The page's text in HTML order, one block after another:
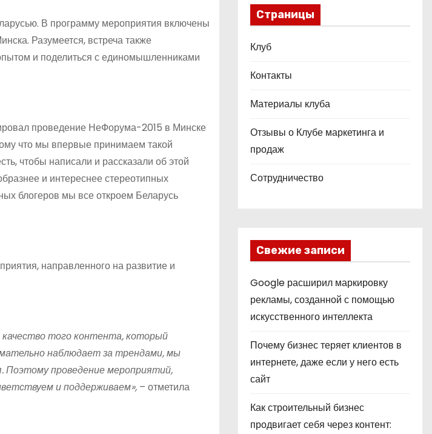
В программу мероприятия включены
Разумеется, встреча также
и поделиться с единомышленниками
проведение НеФорума-2015 в Минске
что мы впервые принимаем такой
чтобы написали и рассказали об этой
и интереснее стереотипных
блогеров мы все откроем Беларусь
направленного на развитие и
качество того контента, который
наблюдает за трендами, мы
Поэтому проведение мероприятий,
и поддерживаем», – отметила
Страницы
Клуб
Контакты
Материалы клуба
Отзывы о Клубе маркетинга и
продаж
Сотрудничество
Свежие записи
Google расширил маркировку
рекламы, созданной с помощью
искусственного интеллекта
Почему бизнес теряет клиентов в
интернете, даже если у него есть
сайт
Как строительный бизнес
продвигает себя через контент: